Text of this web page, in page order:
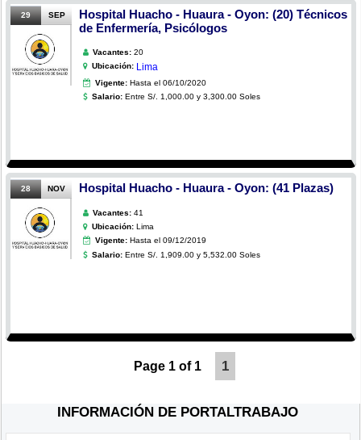
29 SEP
Hospital Huacho - Huaura - Oyon: (20) Técnicos
de Enfermería, Psicólogos
Vacantes: 20
Ubicación: Lima
Vigente: Hasta el 06/10/2020
Salario: Entre S/. 1,000.00 y 3,300.00 Soles
28 NOV Hospital Huacho - Huaura - Oyon: (41 Plazas)
Vacantes: 41
Ubicación: Lima
Vigente: Hasta el 09/12/2019
Salario: Entre S/. 1,909.00 y 5,532.00 Soles
Page 1 of 1 1
INFORMACIÓN DE PORTALTRABAJO